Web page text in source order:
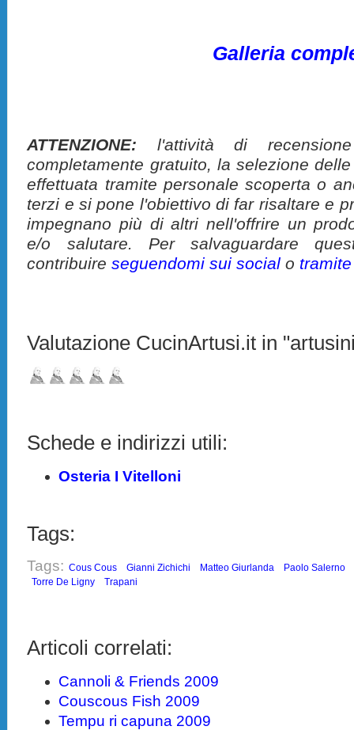
Galleria
ATTENZIONE: l'attività di
completamente gratuito, la selezione
effettuata tramite personale scoperta o
terzi e si pone l'obiettivo di far risaltare e
impegnano più di altri nell'offrire un
e/o salutare. Per salvaguardare
contribuireseguendomi sui social o
Valutazione CucinArtusi.it in
Schede e indirizzi utili:
Osteria I Vitelloni
Tags:
Tags: Cous Cous Gianni Zichichi Matteo Giurlanda
Paolo Salerno
Torre De Ligny
Trapani
Articoli correlati:
Cannoli & Friends 2009
Couscous Fish 2009
Tempu ri capuna 2009